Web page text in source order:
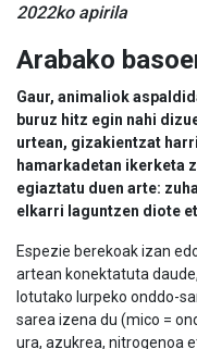
2022ko apirila
Arabako
Gaur, animaliok
buruz hitz egin nahi
urtean, gizakientzat
hamarkadetan ikerketa
egiaztatu duen arte:
elkarri laguntzen diote
Espezie berekoak izan
artean konektatuta
lotutako lurpeko onddo-
sarea izena du (mico =
ura, azukrea, nitrogenoa